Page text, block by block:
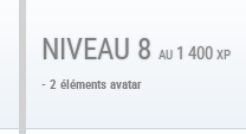
NIVEAU 8 au 1 400 xp
- 2 éléments avatar